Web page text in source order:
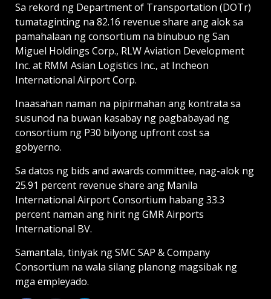
Sa rekord ng Department of Transportation (DOTr)
tumataginting na 82.16 revenue share ang alok sa
pamahalaan ng consortium na binubuo ng San
Miguel Holdings Corp., RLW Aviation Deve­lopment
Inc. at RMM Asian Logistics Inc., at Incheon
International Airport Corp.
Inaasahan naman na pipirmahan ang kontrata sa
susunod na buwan kasabay ng pagbabayad ng
consortium ng P30 bilyong upfront cost sa
gobyerno.
Sa datos ng bids and awards committee, nag-alok ng
25.91 percent revenue share ang Manila
International Airport Consortium habang 33.3
percent naman ang hirit ng GMR Airports
International BV.
Samantala, tiniyak ng SMC SAP & Company
Consortium na wala silang planong magsibak ng
mga empleyado.